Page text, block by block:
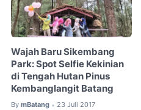
Wajah Baru Sikembang
Park: Spot Selfie Kekinian
di Tengah Hutan Pinus
Kembanglangit Batang
By mBatang • 23 Juli 2017